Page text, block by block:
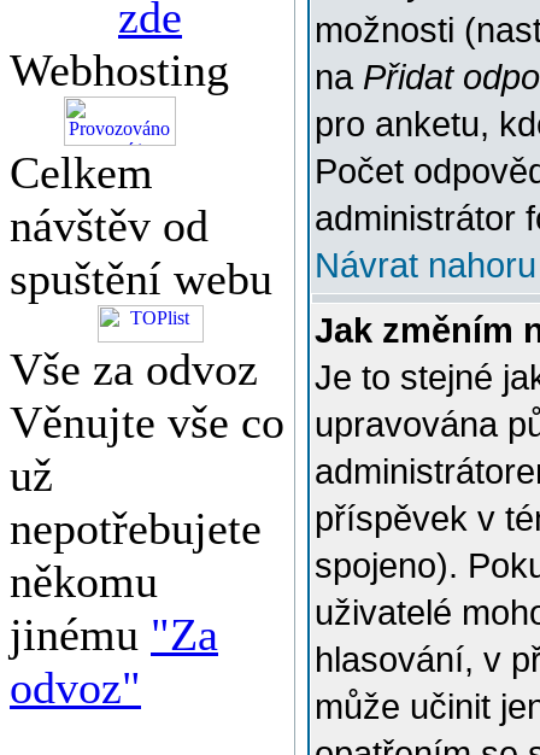
zde
Webhosting
Celkem
návštěv od
spuštění webu
Vše za odvoz
Věnujte vše co
už
nepotřebujete
někomu
jinému "Za
odvoz"
možnosti
na Přidat
pro anketu,
Počet
administrátor
Návrat nahoru
Jak změním
Je to stejné
upravována
příspěvek v
spojeno).
uživatelé
hlasování, v
může učinit